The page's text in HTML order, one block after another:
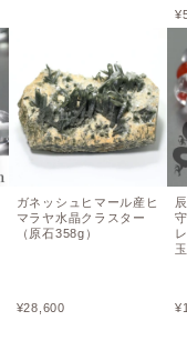
ガネッシュヒマール産ヒ
マラヤ水晶クラスター
（原石358g）
¥28,600
¥
¥